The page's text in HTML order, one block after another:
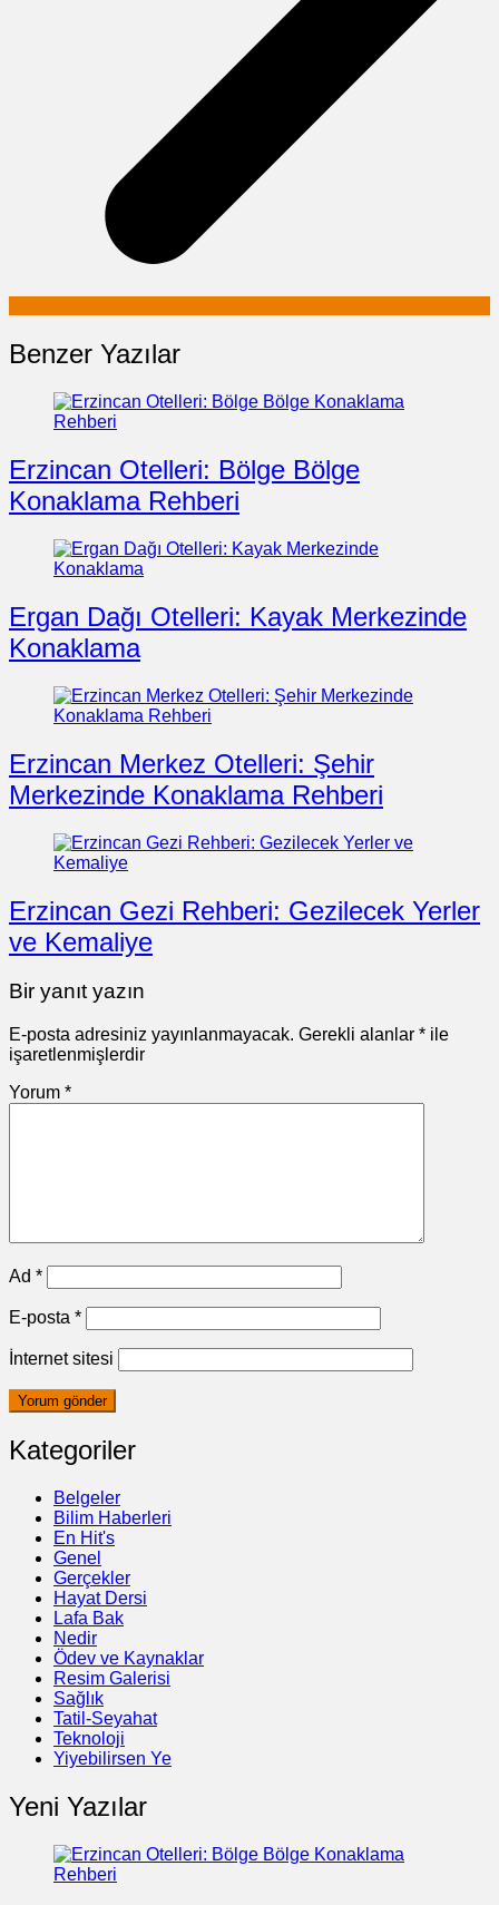
Benzer Yazılar
Erzincan Otelleri: Bölge Bölge
Konaklama Rehberi
Ergan Dağı Otelleri: Kayak Merkezinde
Konaklama
Erzincan Merkez Otelleri: Şehir
Merkezinde Konaklama Rehberi
Erzincan Gezi Rehberi: Gezilecek Yerler
ve Kemaliye
Bir yanıt yazın
E-posta adresiniz yayınlanmayacak. Gerekli alanlar * ile
işaretlenmişlerdir
Yorum *
Ad *
E-posta *
İnternet sitesi
Kategoriler
Belgeler
Bilim Haberleri
En Hit's
Genel
Gerçekler
Hayat Dersi
Lafa Bak
Nedir
Ödev ve Kaynaklar
Resim Galerisi
Sağlık
Tatil-Seyahat
Teknoloji
Yiyebilirsen Ye
Yeni Yazılar